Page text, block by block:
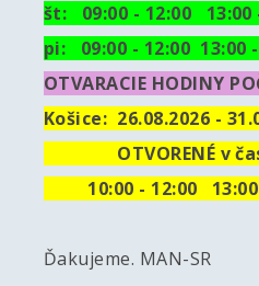
št: 09:00 - 12:00 13:00
pi: 09:00 - 12:00 13:00
OTVARACIE HODINY
Košice: 26.08.2026 -
OTVORENÉ v
10:00 - 12:00
Ďakujeme. MAN-SR